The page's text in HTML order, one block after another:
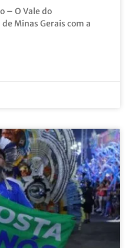
– O Vale do
Minas Gerais com a